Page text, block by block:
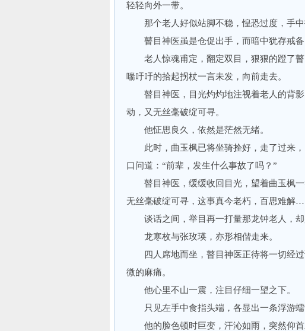
轻轻向外一带。
那个老人好似站脚不稳，惶恐过度，手中
瞽目神医虽是仓促出手，而暗中犹存戒备
老人惊魂甫定，翻定双目，狠狠的蹬了瞽
喘吁吁的拾起拐杖一言未发，向前走去。
瞽目神医，目光灼灼地注视着老人的背影
动，又无丝毫破绽可寻。
他怔思良久，依然是茫然无绪。
此时，曲玉枫已将坐骑拴好，走了过来，
口问道：“前辈，发生什么事故了吗？”
瞽目神医，缓缓收回目光，望着曲玉枫一
无丝毫破绽可寻，这事真今老朽，百思难解
谈话之间，举目再一打量那龙钟老人，却
龙寒枚与张玫瑛，亦形相偕走来。
四人席地而坐，瞽目神医正待将一切经过
微的麻痛。
他心里不山一震，注目仔细一望之下。
只见左手中食指头端，各显出一条浮游蠕
他的脸色顿时巨变，汗沁如雨，突然仰首